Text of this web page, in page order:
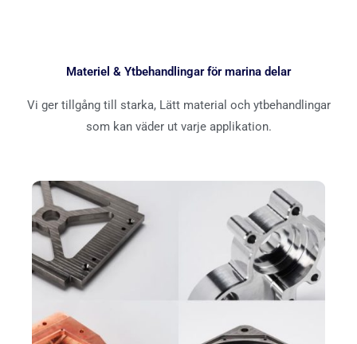
Materiel & Ytbehandlingar för marina delar
Vi ger tillgång till starka, Lätt material och ytbehandlingar
som kan väder ut varje applikation.